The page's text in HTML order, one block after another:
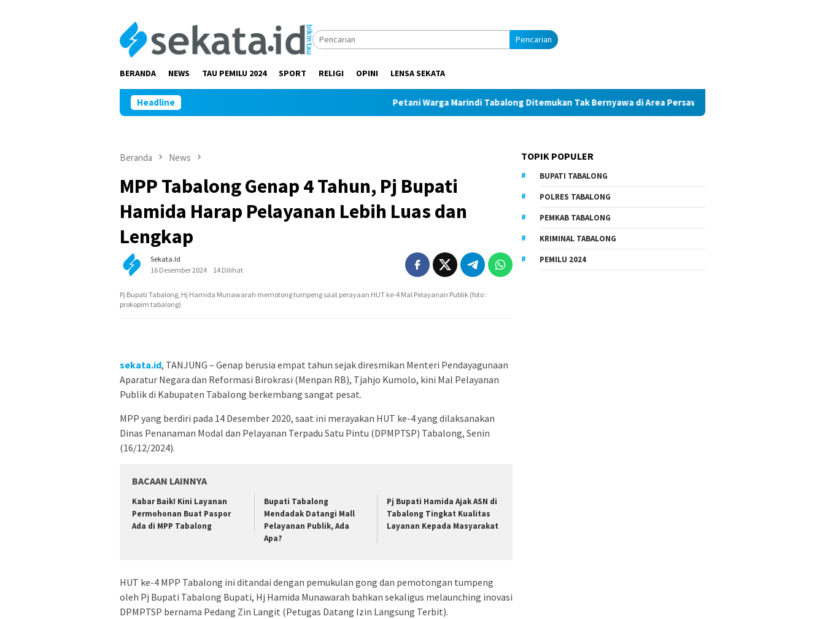
Pencarian
BERANDA NEWS TAU PEMILU 2024 SPORT RELIGI OPINI LENSA SEKATA
Headline Petani Warga Marindi Tabalong Ditemukan Tak Bernyawa di Area Persawahan
Beranda News
MPP Tabalong Genap 4 Tahun, Pj Bupati
Hamida Harap Pelayanan Lebih Luas dan
Lengkap
Sekata.id
16 Desember 2024
14 Dilihat
Pj Bupati Tabalong, Hj Hamida Munawarah memotong tumpeng saat perayaan HUT ke-4 Mal Pelayanan Publik (foto :
prokopim tabalong)
sekata.id, TANJUNG – Genap berusia empat tahun sejak diresmikan Menteri Pendayagunaan
Aparatur Negara dan Reformasi Birokrasi (Menpan RB), Tjahjo Kumolo, kini Mal Pelayanan
Publik di Kabupaten Tabalong berkembang sangat pesat.
MPP yang berdiri pada 14 Desember 2020, saat ini merayakan HUT ke-4 yang dilaksanakan
Dinas Penanaman Modal dan Pelayanan Terpadu Satu Pintu (DPMPTSP) Tabalong, Senin
(16/12/2024).
BACAAN LAINNYA
Kabar Baik! Kini Layanan
Permohonan Buat Paspor
Ada di MPP Tabalong
Bupati Tabalong
Mendadak Datangi Mall
Pelayanan Publik, Ada
Apa?
Pj Bupati Hamida Ajak ASN di
Tabalong Tingkat Kualitas
Layanan Kepada Masyarakat
HUT ke-4 MPP Tabalong ini ditandai dengan pemukulan gong dan pemotongan tumpeng
oleh Pj Bupati Tabalong Bupati, Hj Hamida Munawarah bahkan sekaligus melaunching inovasi
DPMPTSP bernama Pedang Zin Langit (Petugas Datang Izin Langsung Terbit).
TOPIK POPULER
BUPATI TABALONG
POLRES TABALONG
PEMKAB TABALONG
KRIMINAL TABALONG
PEMILU 2024